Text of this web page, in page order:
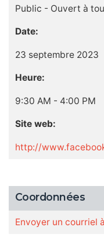
Public - Ouvert à
Date:
23 septembre 2023
Heure:
9:30 AM - 4:00 PM
Site web:
http://
Coordonnées
Envoyer un courriel